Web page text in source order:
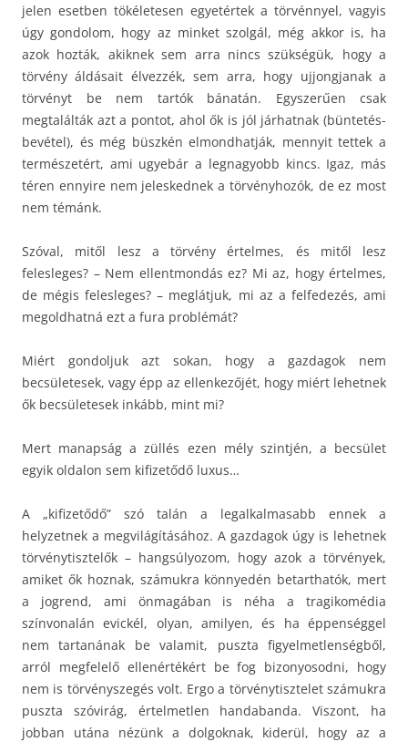
jelen esetben tökéletesen egyetértek a törvénnyel, vagyis
úgy gondolom, hogy az minket szolgál, még akkor is, ha
azok hozták, akiknek sem arra nincs szükségük, hogy a
törvény áldásait élvezzék, sem arra, hogy ujjongjanak a
törvényt be nem tartók bánatán. Egyszerűen csak
megtalálták azt a pontot, ahol ők is jól járhatnak (büntetés-
bevétel), és még büszkén elmondhatják, mennyit tettek a
természetért, ami ugyebár a legnagyobb kincs. Igaz, más
téren ennyire nem jeleskednek a törvényhozók, de ez most
nem témánk.
Szóval, mitől lesz a törvény értelmes, és mitől lesz
felesleges? – Nem ellentmondás ez? Mi az, hogy értelmes,
de mégis felesleges? – meglátjuk, mi az a felfedezés, ami
megoldhatná ezt a fura problémát?
Miért gondoljuk azt sokan, hogy a gazdagok nem
becsületesek, vagy épp az ellenkezőjét, hogy miért lehetnek
ők becsületesek inkább, mint mi?
Mert manapság a züllés ezen mély szintjén, a becsület
egyik oldalon sem kifizetődő luxus…
A „kifizetődő” szó talán a legalkalmasabb ennek a
helyzetnek a megvilágításához. A gazdagok úgy is lehetnek
törvénytisztelők – hangsúlyozom, hogy azok a törvények,
amiket ők hoznak, számukra könnyedén betarthatók, mert
a jogrend, ami önmagában is néha a tragikomédia
színvonalán evickél, olyan, amilyen, és ha éppenséggel
nem tartanának be valamit, puszta figyelmetlenségből,
arról megfelelő ellenértékért be fog bizonyosodni, hogy
nem is törvényszegés volt. Ergo a törvénytisztelet számukra
puszta szóvirág, értelmetlen handabanda. Viszont, ha
jobban utána nézünk a dolgoknak, kiderül, hogy az a